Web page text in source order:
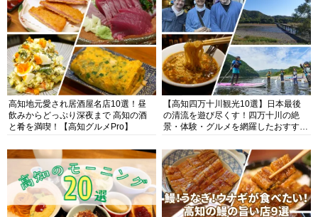
高知地元愛され居酒屋名店10選！昼
飲みからどっぷり深夜まで 高知の酒
と肴を満喫！【高知グルメPro】
【高知四万十川観光10選】日本最後
の清流を遊び尽くす！四万十川の絶
景・体験・グルメを網羅したおすすめ